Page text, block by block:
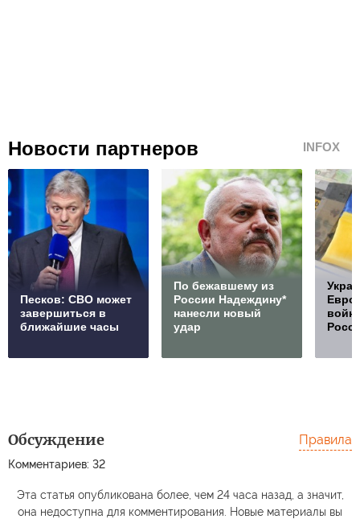
Новости партнеров INFOX
Песков: СВО может
завершиться в
ближайшие часы
По бежавшему из
России Надеждину*
нанесли новый
удар
Обсуждение
Комментариев: 32
Правила
Эта статья опубликована более, чем 24 часа назад, а значит,
она недоступна для комментирования. Новые материалы вы